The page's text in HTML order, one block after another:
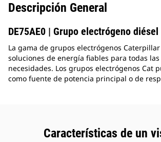
Descripción General
DE75AE0 | Grupo electrógeno
La gama de grupos electrógenos
soluciones de energía fiables para todas
necesidades. Los grupos electrógenos Cat
como fuente de potencia principal o de
Características de un